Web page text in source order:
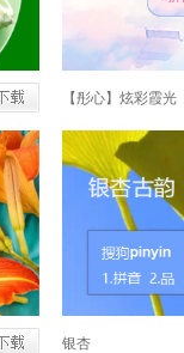
【彤心】炫彩霞光
银杏